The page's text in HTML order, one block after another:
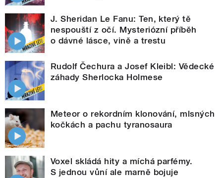
J. Sheridan Le Fanu: Ten, který tě
nespouští z očí. Mysteriózní příběh
o dávné lásce, vině a trestu
Rudolf Čechura a Josef Kleibl: Vědecké
záhady Sherlocka Holmese
Meteor o rekordním klonování, mlsných
kočkách a pachu tyranosaura
Voxel skládá hity a míchá parfémy.
S jednou vůní ale marně bojuje